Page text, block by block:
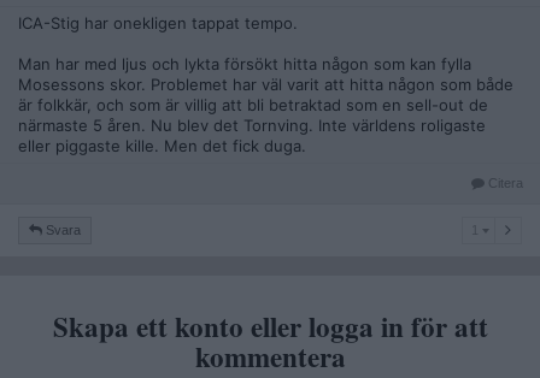
ICA-Stig har onekligen tappat tempo.
Man har med ljus och lykta försökt hitta någon som kan fylla
Mosessons skor. Problemet har väl varit att hitta någon som både
är folkkär, och som är villig att bli betraktad som en sell-out de
närmaste 5 åren. Nu blev det Tornving. Inte världens roligaste
eller piggaste kille. Men det fick duga.
Citera
Svara
Skapa ett konto eller logga in för att
kommentera